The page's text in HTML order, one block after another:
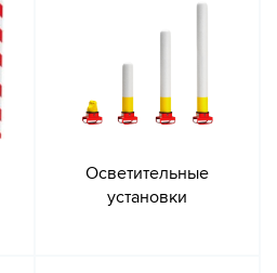
Осветительные
установки